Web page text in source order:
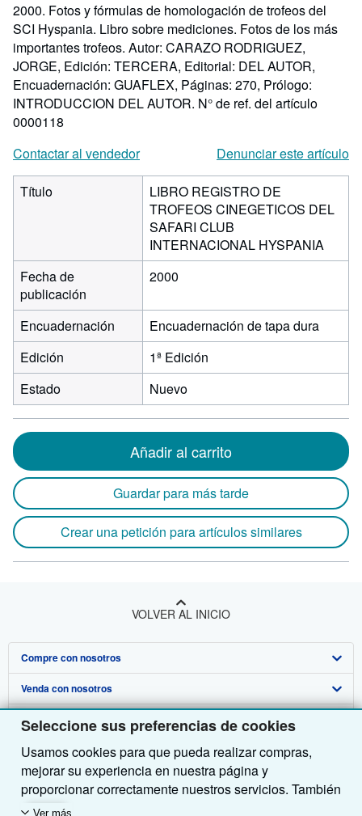
Seleccione sus preferencias de cookies
Usamos cookies para que pueda realizar compras,
mejorar su experiencia en nuestra página y
proporcionar correctamente nuestros servicios. También
utilizamos cookies para comprender el modo en que los
Ver más
2000. Fotos y fórmulas de homologación de trofeos del
SCI Hyspania. Libro sobre mediciones. Fotos de los más
importantes trofeos. Autor: CARAZO RODRIGUEZ,
JORGE, Edición: TERCERA, Editorial: DEL AUTOR,
Encuadernación: GUAFLEX, Páginas: 270, Prólogo:
INTRODUCCION DEL AUTOR. N° de ref. del artículo
0000118
Contactar al vendedor
Denunciar este artículo
Título
LIBRO REGISTRO DE
TROFEOS CINEGETICOS DEL
SAFARI CLUB
INTERNACIONAL HYSPANIA
Fecha de
publicación
2000
Encuadernación
Encuadernación de tapa dura
Edición
1ª Edición
Estado
Nuevo
Añadir al carrito
Guardar para más tarde
Crear una petición para artículos similares
VOLVER AL INICIO
Compre con nosotros
Búsqueda avanzada
Colecciones
Mi cuenta
Mis pedidos
Ver carrito
Venda con nosotros
Comenzar a vender
Únase a nuestro programa de afiliados
Recomiende un vendedor
Sobre nosotros
Sobre IberLibro
Medios
Empleo
Obtener Ayuda
Preguntas frecuentes y guías
Atención al Cliente
Otras compañías de AbeBooks
AbeBooks.com
Siga a IberLibro